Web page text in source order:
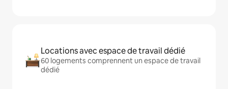
Locations avec espace de travail dédié
60 logements comprennent un espace de travail
dédié